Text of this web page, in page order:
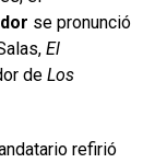
se pronunció
El
de Los
refirió